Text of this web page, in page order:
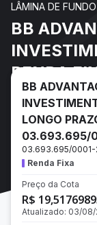
LÂMINA DE FUNDO
BB
RENDA
BB
LONGO
03.693.695/
03.693.695/0001-
Renda Fixa
Preço da Cota
R$
Atualizado: 03/08/